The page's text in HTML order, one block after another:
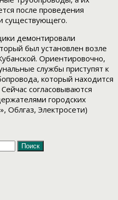
после проведения
существующего.
демонтировали
был установлен возле
Ориентировочно,
службы приступят к
который находится
согласовываются
городских
Облгаз, Электросети)